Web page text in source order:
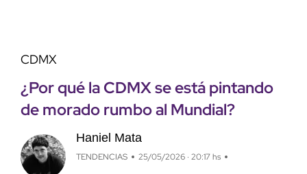
CDMX
¿Por qué la CDMX se está pintando
de morado rumbo al Mundial?
Haniel Mata
TENDENCIAS 25/05/2026 · 20:17 hs